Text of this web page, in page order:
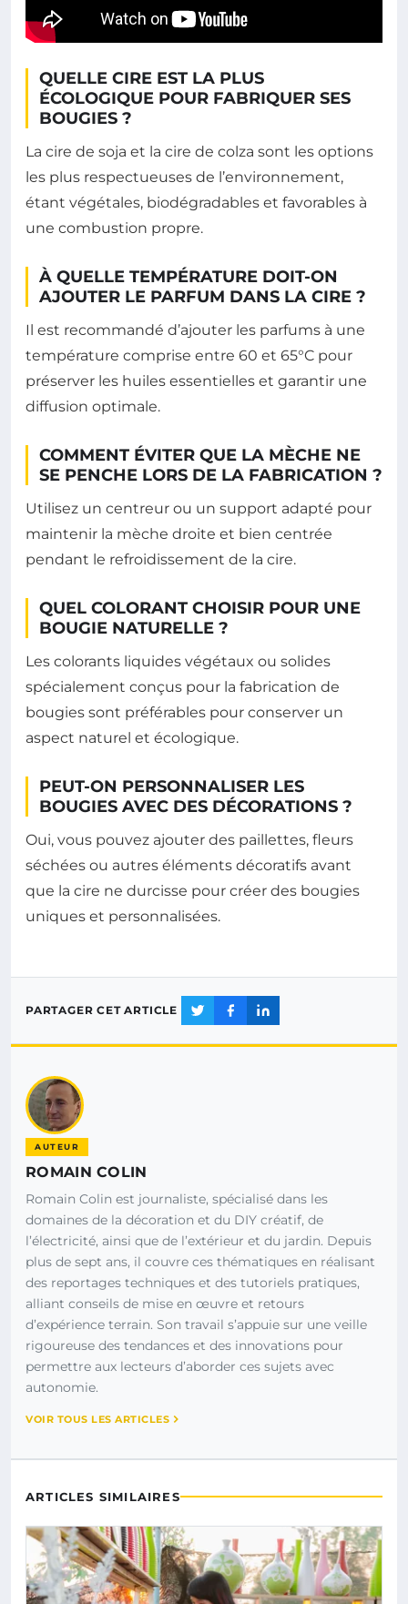
QUELLE CIRE EST LA PLUS
ÉCOLOGIQUE POUR FABRIQUER SES
BOUGIES ?
La cire de soja et la cire de colza sont les options
les plus respectueuses de l’environnement,
étant végétales, biodégradables et favorables à
une combustion propre.
À QUELLE TEMPÉRATURE DOIT-ON
AJOUTER LE PARFUM DANS LA CIRE ?
Il est recommandé d’ajouter les parfums à une
température comprise entre 60 et 65°C pour
préserver les huiles essentielles et garantir une
diffusion optimale.
COMMENT ÉVITER QUE LA MÈCHE NE
SE PENCHE LORS DE LA FABRICATION ?
Utilisez un centreur ou un support adapté pour
maintenir la mèche droite et bien centrée
pendant le refroidissement de la cire.
QUEL COLORANT CHOISIR POUR UNE
BOUGIE NATURELLE ?
Les colorants liquides végétaux ou solides
spécialement conçus pour la fabrication de
bougies sont préférables pour conserver un
aspect naturel et écologique.
PEUT-ON PERSONNALISER LES
BOUGIES AVEC DES DÉCORATIONS ?
Oui, vous pouvez ajouter des paillettes, fleurs
séchées ou autres éléments décoratifs avant
que la cire ne durcisse pour créer des bougies
uniques et personnalisées.
PARTAGER CET ARTICLE
AUTEUR
ROMAIN COLIN
Romain Colin est journaliste, spécialisé dans les
domaines de la décoration et du DIY créatif, de
l’électricité, ainsi que de l’extérieur et du jardin. Depuis
plus de sept ans, il couvre ces thématiques en réalisant
des reportages techniques et des tutoriels pratiques,
alliant conseils de mise en œuvre et retours
d’expérience terrain. Son travail s’appuie sur une veille
rigoureuse des tendances et des innovations pour
permettre aux lecteurs d’aborder ces sujets avec
autonomie.
VOIR TOUS LES ARTICLES
ARTICLES SIMILAIRES